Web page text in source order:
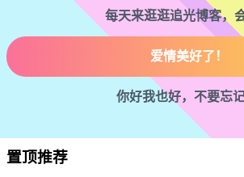
每天来逛逛追光博客，
腰也不酸了！
工作也轻松了！
你好我也好，不要忘
置顶推荐